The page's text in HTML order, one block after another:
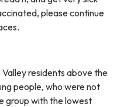
please continue
residents above the
people, who were not
group with the lowest